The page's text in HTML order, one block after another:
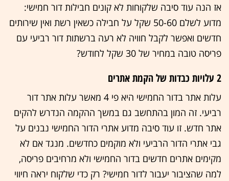
אז הנה עוד סיבה שלקוחות לא קונים חבילות דור חמישי:
מדוע לשלם 50-60 שקל על חבילה כשאין רשת ואין שירותים
חדשים ואפשר לקבל חוויה לא רעה ברשתות דור רביעי עם
פריסה טובה במחיר של 30 שקל לחודש?
2 עלויות כבדות של הקמת אתרים
עלות אתר בדור החמישי היא פי 4 מאשר עלות אתר דור
רביעי. זה המון בהתחשב גם במשך ההקמה הנדרש להקים
אתר חדש. זו עוד סיבה מדוע אתרי הדור החמישי נבנים על
גבי אתרי הדור הרביעי ולא מוקמים כחדשים. מנגד אם לא
מקימים אתרים חדשים בדור החמישי ולא מרחיבים פריסה,
למה שהציבור יעבור לדור חמישי? רק כדי שלקוח יראה חיווי